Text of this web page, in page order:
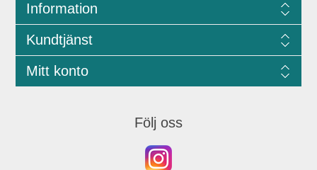
Information
Kundtjänst
Mitt konto
Följ oss